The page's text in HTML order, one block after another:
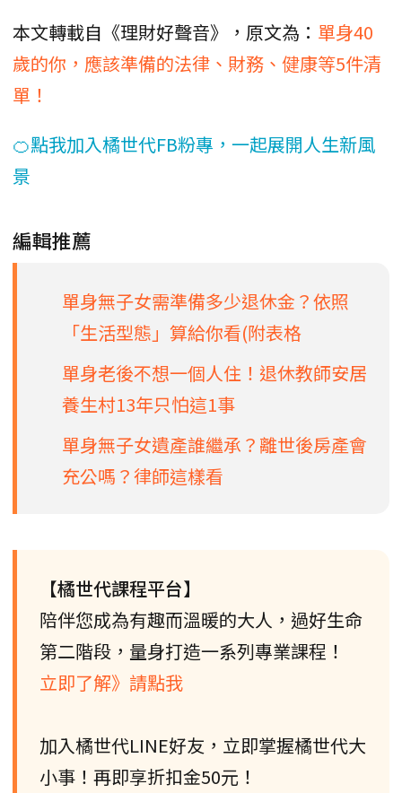
本文轉載自《理財好聲音》，原文為： 單身40
歲的你，應該準備的法律、財務、健康等5件清
單！
🍊點我加入橘世代FB粉專，一起展開人生新風
景
編輯推薦
單身無子女需準備多少退休金？依照
「生活型態」算給你看(附表格
單身老後不想一個人住！退休教師安居
養生村13年只怕這1事
單身無子女遺產誰繼承？離世後房產會
充公嗎？律師這樣看
【橘世代課程平台】
陪伴您成為有趣而溫暖的大人，過好生命
第二階段，量身打造一系列專業課程！
立即了解》請點我
加入橘世代LINE好友，立即掌握橘世代大
小事！再即享折扣金50元！